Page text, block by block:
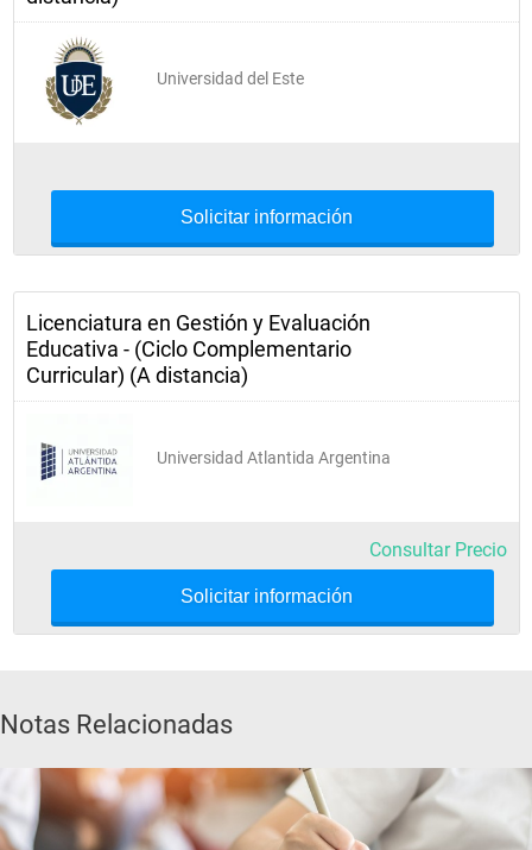
Universidad del Este
Solicitar información
Licenciatura en Gestión y Evaluación
Educativa - (Ciclo Complementario
Curricular) (A distancia)
Universidad Atlantida Argentina
Consultar Precio
Solicitar información
Notas Relacionadas